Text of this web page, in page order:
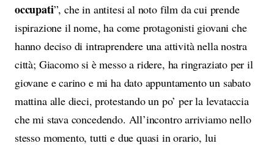
occupati”, che in antitesi al noto film da cui prende
ispirazione il nome, ha come protagonisti giovani che
hanno deciso di intraprendere una attività nella nostra
città; Giacomo si è messo a ridere, ha ringraziato per il
giovane e carino e mi ha dato appuntamento un sabato
mattina alle dieci, protestando un po’ per la levataccia
che mi stava concedendo. All’incontro arriviamo nello
stesso momento, tutti e due quasi in orario, lui